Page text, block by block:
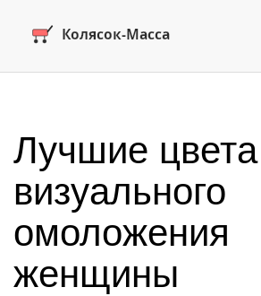
Лучшие
визуального
омоложения
женщины